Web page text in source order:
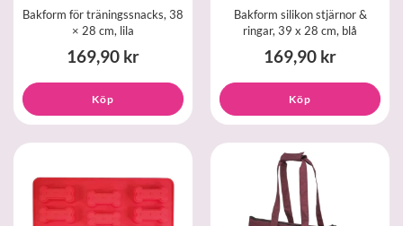
Bakform för träningssnacks, 38
× 28 cm, lila
169,90 kr
Köp
Bakform silikon stjärnor &
ringar, 39 x 28 cm, blå
169,90 kr
Köp